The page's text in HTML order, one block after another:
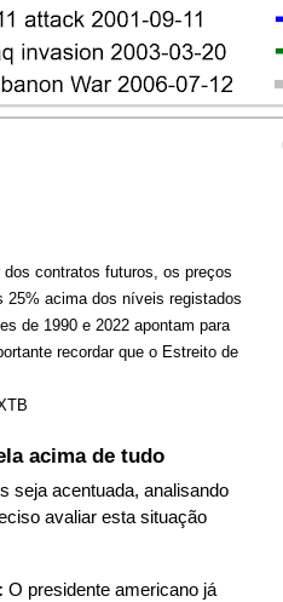
contratos futuros, os preços
25% acima dos níveis registados
de 1990 e 2022 apontam para
recordar que o Estreito de
acima de tudo
seja acentuada, analisando
avaliar esta situação
O presidente americano já